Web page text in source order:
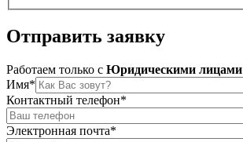
Отправить заявку
Работаем только c Юридическими лицами
Имя*
Контактный телефон*
Электронная почта*